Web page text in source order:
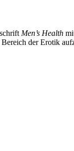
Men’s Health
der Erotik